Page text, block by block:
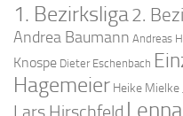
1. Bezirksliga 2.
Andrea Baumann Andreas
Knospe Dieter Eschenbach
Hagemeier Heike Mielke
Lars Hirschfeld